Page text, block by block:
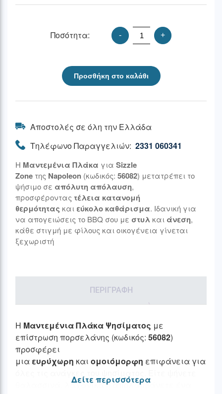
Ποσότητα: - +
Προσθήκη στο καλάθι
Αποστολές σε όλη την Ελλάδα
Τηλέφωνο Παραγγελιών: 2331 060341
Η Μαντεμένια Πλάκα για Sizzle
Zone της Napoleon (κωδικός: 56082) μετατρέπει το
ψήσιμο σε απόλυτη απόλαυση,
προσφέροντας τέλεια κατανομή
θερμότητας και εύκολο καθάρισμα. Ιδανική για
να απογειώσεις το BBQ σου με στυλ και άνεση,
κάθε στιγμή με φίλους και οικογένεια γίνεται
ξεχωριστή
ΠΕΡΙΓΡΑΦΉ
Η Μαντεμένια Πλάκα Ψησίματος με
επίστρωση πορσελάνης (κωδικός: 56082)
προσφέρει
μια ευρύχωρη και ομοιόμορφη επιφάνεια για
θαλασσινά, λαχανικά ή απολαμβάνετε ένα
Δείτε περισσότερα